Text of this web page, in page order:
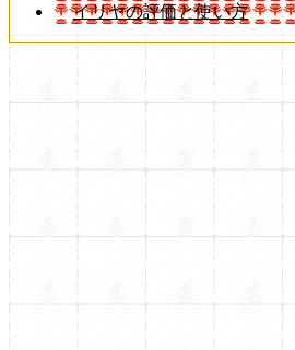
イリヤの評価と使い方